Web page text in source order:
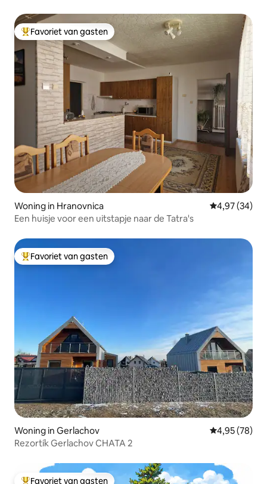
Topfavoriet van gasten
Favoriet van gasten
Woning in Hranovnica Gemiddelde
4,97 (34)
Een huisje voor een uitstapje naar de Tatra's
Topfavoriet van gasten
Favoriet van gasten
Woning in Gerlachov Gemiddelde
4,95 (78)
Rezortík Gerlachov CHATA 2
Favoriet van gasten